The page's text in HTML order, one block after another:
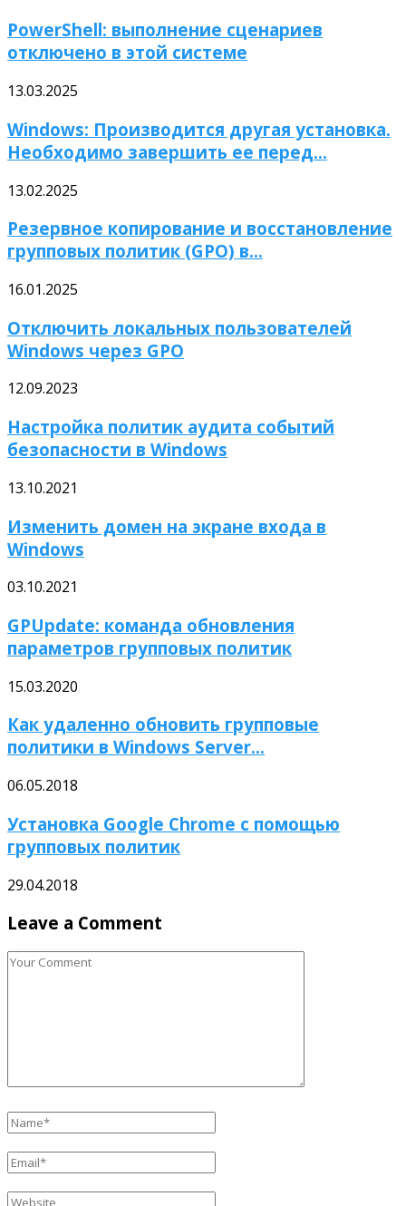
PowerShell: выполнение сценариев
отключено в этой системе
13.03.2025
Windows: Производится другая установка.
Необходимо завершить ее перед...
13.02.2025
Резервное копирование и восстановление
групповых политик (GPO) в...
16.01.2025
Отключить локальных пользователей
Windows через GPO
12.09.2023
Настройка политик аудита событий
безопасности в Windows
13.10.2021
Изменить домен на экране входа в
Windows
03.10.2021
GPUpdate: команда обновления
параметров групповых политик
15.03.2020
Как удаленно обновить групповые
политики в Windows Server...
06.05.2018
Установка Google Chrome с помощью
групповых политик
29.04.2018
Leave a Comment